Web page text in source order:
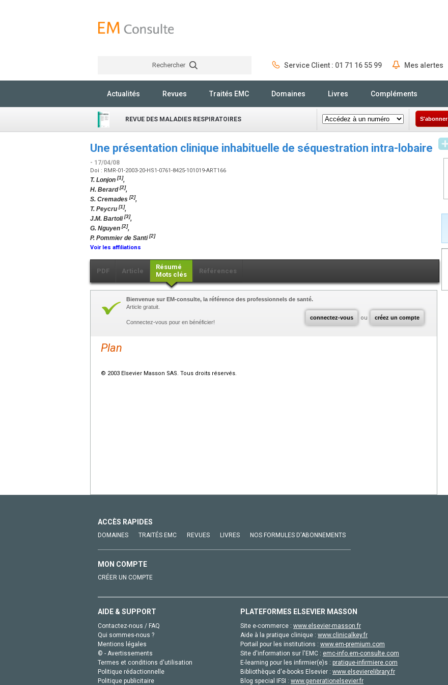
Rechercher Service Client : 01 71 16 55 99 Mes alertes
Actualités Revues Traités EMC Domaines Livres Compléments
REVUE DES MALADIES RESPIRATOIRES S'abonner
Une présentation clinique inhabituelle de séquestration intra-lobaire
- 17/04/08
Doi : RMR-01-2003-20-HS1-0761-8425-101019-ART166
T. Lonjon [1],
H. Berard[2],
S. Cremades [2],
T. Peycru [1],
J.M. Bartoli[3],
G. Nguyen [2],
P. Pommier de Santi[2]
Voir les affiliations
PDF Article
Résumé
Mots clés
Références
connectez-vous ou créez un compte
Bienvenue sur EM-consulte, la référence des professionnels de santé.
Article gratuit.
Connectez-vous pour en bénéficier!
Plan
© 2003 Elsevier Masson SAS. Tous droits réservés.
ACCÈS RAPIDES
DOMAINES TRAITÉS EMC REVUES LIVRES NOS FORMULES D'ABONNEMENTS
MON COMPTE
CRÉER UN COMPTE
AIDE & SUPPORT
Contactez-nous / FAQ
Qui sommes-nous ?
Mentions légales
© - Avertissements
Termes et conditions d'utilisation
Politique rédactionnelle
Politique publicitaire
PLATEFORMES ELSEVIER MASSON
Site e-commerce : www.elsevier-masson.fr
Aide à la pratique clinique : www.clinicalkey.fr
Portail pour les institutions : www.em-premium.com
Site d'information sur l'EMC : emc-info.em-consulte.com
E-learning pour les infirmier(e)s : pratique-infirmiere.com
Bibliothèque d'e-books Elsevier : www.elsevierelibrary.fr
Blog special IFSI : www.generationelsevier.fr